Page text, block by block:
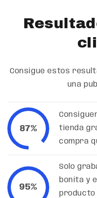
Consigue estos
una
87%
tienda
compra
95%
Solo
bonita y
producto